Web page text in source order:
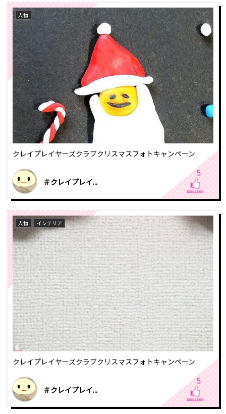
人物
クレイプレイヤーズクラブクリスマスフォトキャンペーン
＃クレイプレイ...
5
人物 インテリア
クレイプレイヤーズクラブクリスマスフォトキャンペーン
＃クレイプレイ...
5